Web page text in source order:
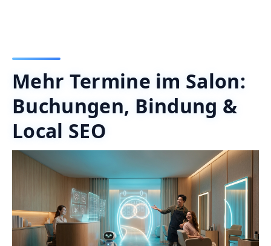
Mehr Termine im Salon:
Buchungen, Bindung &
Local SEO